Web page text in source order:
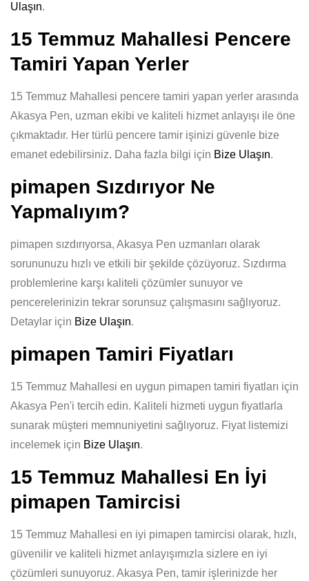
Ulaşın.
15 Temmuz Mahallesi Pencere
Tamiri Yapan Yerler
15 Temmuz Mahallesi pencere tamiri yapan yerler arasında
Akasya Pen, uzman ekibi ve kaliteli hizmet anlayışı ile öne
çıkmaktadır. Her türlü pencere tamir işinizi güvenle bize
emanet edebilirsiniz. Daha fazla bilgi için Bize Ulaşın.
pimapen Sızdırıyor Ne
Yapmalıyım?
pimapen sızdırıyorsa, Akasya Pen uzmanları olarak
sorununuzu hızlı ve etkili bir şekilde çözüyoruz. Sızdırma
problemlerine karşı kaliteli çözümler sunuyor ve
pencerelerinizin tekrar sorunsuz çalışmasını sağlıyoruz.
Detaylar için Bize Ulaşın.
pimapen Tamiri Fiyatları
15 Temmuz Mahallesi en uygun pimapen tamiri fiyatları için
Akasya Pen'i tercih edin. Kaliteli hizmeti uygun fiyatlarla
sunarak müşteri memnuniyetini sağlıyoruz. Fiyat listemizi
incelemek için Bize Ulaşın.
15 Temmuz Mahallesi En İyi
pimapen Tamircisi
15 Temmuz Mahallesi en iyi pimapen tamircisi olarak, hızlı,
güvenilir ve kaliteli hizmet anlayışımızla sizlere en iyi
çözümleri sunuyoruz. Akasya Pen, tamir işlerinizde her